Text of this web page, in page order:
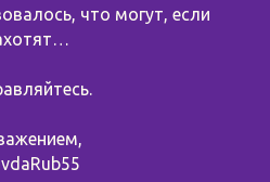
что могут, если